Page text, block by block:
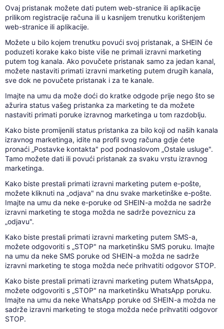
Ovaj pristanak možete dati putem web-stranice ili aplikacije
prilikom registracije računa ili u kasnijem trenutku korištenjem
web-stranice ili aplikacije.
Možete u bilo kojem trenutku povući svoj pristanak, a SHEIN će
poduzeti korake kako biste više ne primali izravni marketing
putem tog kanala. Ako povučete pristanak samo za jedan kanal,
možete nastaviti primati izravni marketing putem drugih kanala,
sve dok ne povučete pristanak i za te kanale.
Imajte na umu da može doći do kratke odgode prije nego što se
ažurira status vašeg pristanka za marketing te da možete
nastaviti primati poruke izravnog marketinga u tom razdoblju.
Kako biste promijenili status pristanka za bilo koji od naših kanala
izravnog marketinga, idite na profil svog računa gdje ćete
pronaći „Postavke kontakta" pod podnaslovom „Ostale usluge".
Tamo možete dati ili povući pristanak za svaku vrstu izravnog
marketinga.
Kako biste prestali primati izravni marketing putem e-pošte,
možete kliknuti na „odjava" na dnu svake marketinške e-pošte.
Imajte na umu da neke e-poruke od SHEIN-a možda ne sadrže
izravni marketing te stoga možda ne sadrže poveznicu za
„odjavu".
Kako biste prestali primati izravni marketing putem SMS-a,
možete odgovoriti s „STOP" na marketinšku SMS poruku. Imajte
na umu da neke SMS poruke od SHEIN-a možda ne sadrže
izravni marketing te stoga možda neće prihvatiti odgovor STOP.
Kako biste prestali primati izravni marketing putem WhatsAppa,
možete odgovoriti s „STOP" na marketinšku WhatsApp poruku.
Imajte na umu da neke WhatsApp poruke od SHEIN-a možda ne
sadrže izravni marketing te stoga možda neće prihvatiti odgovor
STOP.